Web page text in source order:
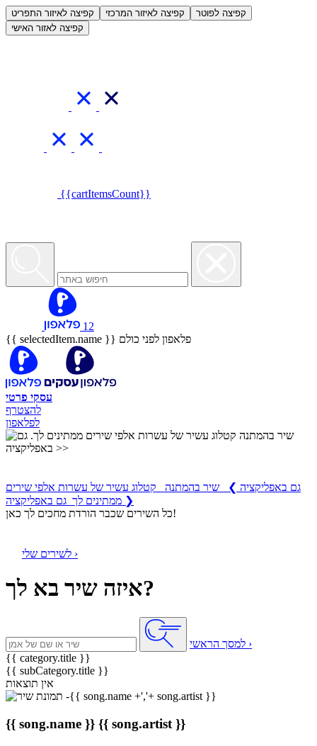
קפיצה לאיזור התפריט קפיצה לאיזור המרכזי
קפיצה לפוטר
קפיצה לאזור האישי
{{cartItemsCount}}
12
{{ selectedItem.name }} פלאפון לפני כולם
עסקי פרטי
להצטרף
לפלאפון
גם באפליקציה ❯
שיר בהמתנה קטלוג עשיר של עשרות אלפי שירים
ממתינים לך גם באפליקציה ❯
כל השירים שכבר הורדת מחכים לך כאן!
לשירים שלי ›
איזה שיר בא לך?
למסך הראשי ›
{{ category.title }}
{{ subCategory.title }}
אין תוצאות
{{ song.name }} {{ song.artist }}